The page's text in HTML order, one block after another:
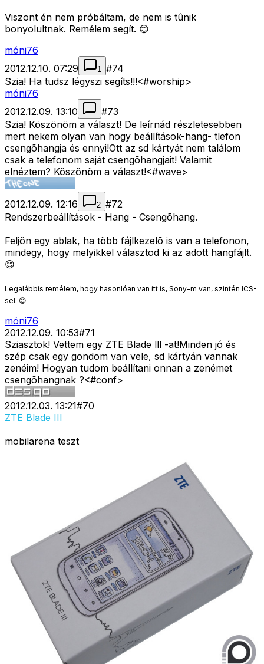
Viszont én nem próbáltam, de nem is tûnik
bonyolultnak. Remélem segít. 😊
móni76
2012.12.10. 07:29
1 #74
Szia! Ha tudsz légyszi segíts!!!<#worship>
móni76
2012.12.09. 13:10
#73
Szia! Köszönöm a választ! De leírnád részletesebben
mert nekem olyan van hogy beállítások-hang- tlefon
csengõhangja és ennyi!Ott az sd kártyát nem találom
csak a telefonom saját csengõhangjait! Valamit
elnéztem? Köszönöm a választ!<#wave>
2012.12.09. 12:16 2 #72
Rendszerbeállítások - Hang - Csengõhang.
Feljön egy ablak, ha több fájlkezelõ is van a telefonon,
mindegy, hogy melyikkel választod ki az adott hangfájlt.
😊
Legalábbis remélem, hogy hasonlóan van itt is, Sony-m van, szintén ICS-
sel. 😊
móni76
2012.12.09. 10:53#71
Sziasztok! Vettem egy ZTE Blade lll -at!Minden jó és
szép csak egy gondom van vele, sd kártyán vannak
zenéim! Hogyan tudom beállítani onnan a zenémet
csengõhangnak ?<#conf>
2012.12.03. 13:21#70
ZTE Blade III
mobilarena teszt